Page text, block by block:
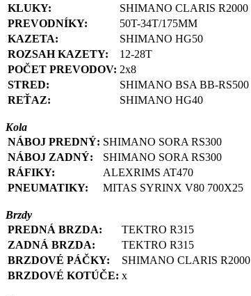
KLUKY:
SHIMANO CLARIS R2000
PREVODNÍKY:
50T-34T/175MM
KAZETA:
SHIMANO HG50
ROZSAH KAZETY:
12-28T
POČET PREVODOV: 2x8
STRED:
SHIMANO BSA BB-RS500
REŤAZ:
SHIMANO HG40
Kola
NÁBOJ PREDNÝ: SHIMANO SORA RS300
NÁBOJ ZADNÝ:
SHIMANO SORA RS300
RÁFIKY:
ALEXRIMS AT470
PNEUMATIKY:
MITAS SYRINX V80 700X25
Brzdy
PREDNÁ BRZDA:
TEKTRO R315
ZADNÁ BRZDA:
TEKTRO R315
BRZDOVÉ PÁČKY:
SHIMANO CLARIS R2000
BRZDOVÉ KOTÚČE: x